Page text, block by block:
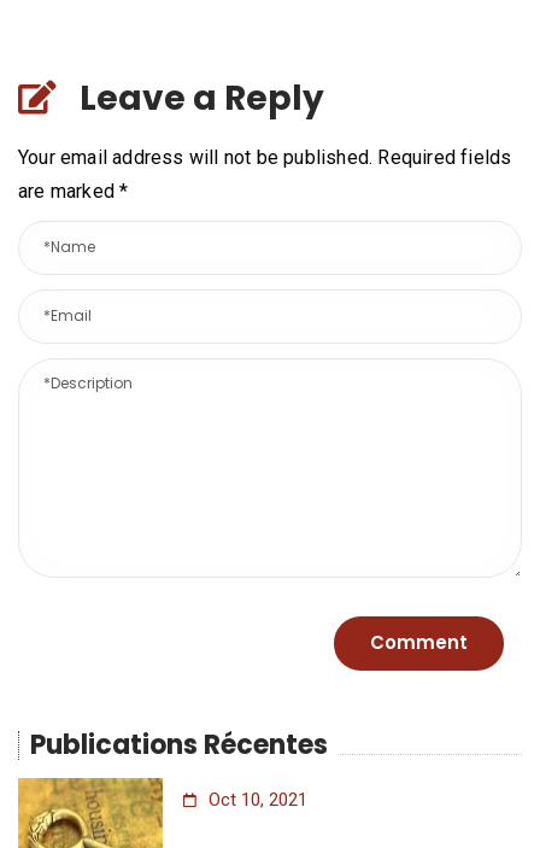
Leave a Reply
Your email address will not be published. Required fields
are marked*
Publications Récentes
Oct 10, 2021